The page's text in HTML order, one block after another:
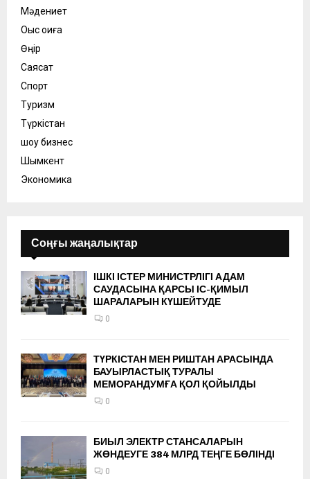
Мәдениет
Оқыс оқиға
Өңір
Саясат
Спорт
Туризм
Түркістан
шоу бизнес
Шымкент
Экономика
Соңғы жаңалықтар
ІШКІ ІСТЕР МИНИСТРЛІГІ АДАМ
САУДАСЫНА ҚАРСЫ ІС-ҚИМЫЛ
ШАРАЛАРЫН КҮШЕЙТУДЕ
0
ТҮРКІСТАН МЕН РИШТАН АРАСЫНДА
БАУЫРЛАСТЫҚ ТУРАЛЫ
МЕМОРАНДУМҒА ҚОЛ ҚОЙЫЛДЫ
0
БИЫЛ ЭЛЕКТР СТАНСАЛАРЫН
ЖӨНДЕУГЕ 384 МЛРД ТЕҢГЕ БӨЛІНДІ
0